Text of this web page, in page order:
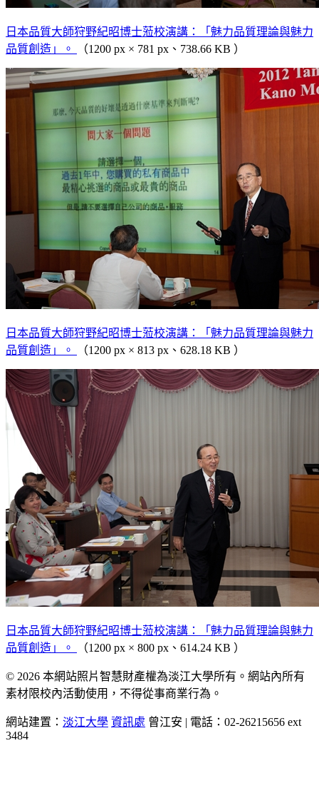
日本品質大師狩野紀昭博士蒞校演講：「魅力品質理論與魅力
品質創造」。
（1200 px × 781 px、738.66 KB ）
日本品質大師狩野紀昭博士蒞校演講：「魅力品質理論與魅力
品質創造」。
（1200 px × 813 px、628.18 KB ）
日本品質大師狩野紀昭博士蒞校演講：「魅力品質理論與魅力
品質創造」。
（1200 px × 800 px、614.24 KB ）
© 2026 本網站照片智慧財產權為淡江大學所有。網站內所有
素材限校內活動使用，不得從事商業行為。
網站建置： 淡江大學 資訊處 曾江安 | 電話：02-26215656 ext
3484